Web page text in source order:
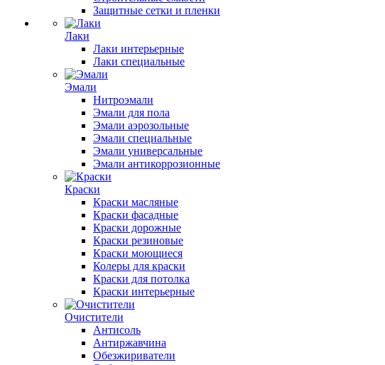
Защитные сетки и пленки
Лаки
Лаки интерьерные
Лаки специальные
Эмали
Нитроэмали
Эмали для пола
Эмали аэрозольные
Эмали специальные
Эмали универсальные
Эмали антикоррозионные
Краски
Краски масляные
Краски фасадные
Краски дорожные
Краски резиновые
Краски моющиеся
Колеры для краски
Краски для потолка
Краски интерьерные
Очистители
Антисоль
Антиржавчина
Обезжириватели